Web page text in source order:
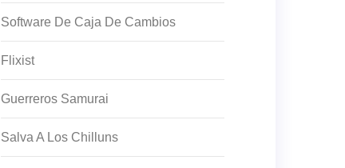
Software De Caja De Cambios
Flixist
Guerreros Samurai
Salva A Los Chilluns